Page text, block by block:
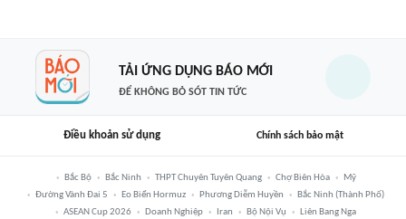
TẢI ỨNG DỤNG BÁO MỚI
ĐỂ KHÔNG BỎ SÓT TIN TỨC
Điều khoản sử dụng Chính sách bảo mật
Bắc Bộ Bắc Ninh THPT Chuyên Tuyên Quang Chợ Biên Hòa
Mỹ
Đường Vành Đai 5
Eo Biển Hormuz Phương Diễm Huyền
Bắc Ninh (thành Phố)
ASEAN Cup 2026
Doanh Nghiệp Iran Bộ Nội Vụ
Liên Bang Nga